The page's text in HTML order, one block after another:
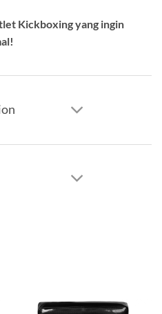
Kickboxing yang ingin